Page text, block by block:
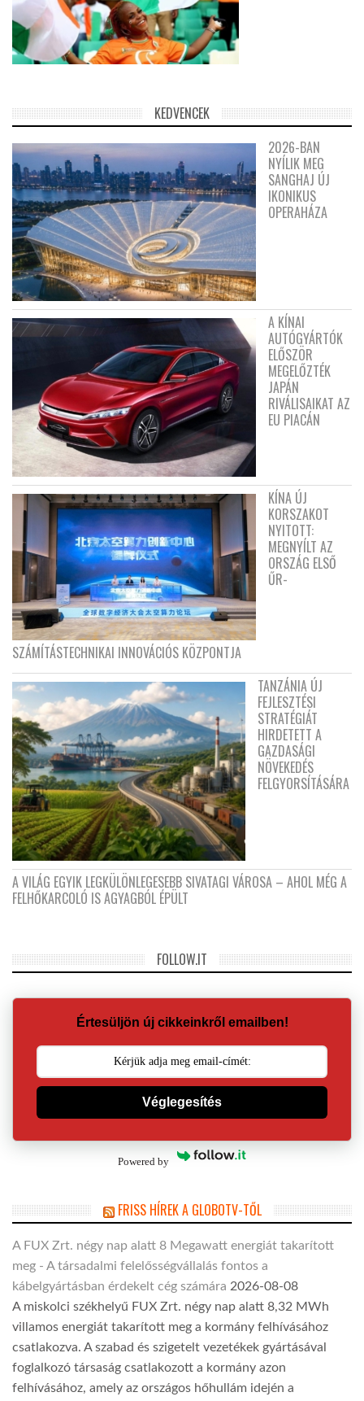
KEDVENCEK
2026-BAN
NYÍLIK MEG
SANGHAJ ÚJ
IKONIKUS
OPERAHÁZA
A KÍNAI
AUTÓGYÁRTÓK
ELŐSZÖR
MEGELŐZTÉK
JAPÁN
RIVÁLISAIKAT AZ
EU PIACÁN
KÍNA ÚJ
KORSZAKOT
NYITOTT:
MEGNYÍLT AZ
ORSZÁG ELSŐ
ŰR-
SZÁMÍTÁSTECHNIKAI INNOVÁCIÓS KÖZPONTJA
TANZÁNIA ÚJ
FEJLESZTÉSI
STRATÉGIÁT
HIRDETETT A
GAZDASÁGI
NÖVEKEDÉS
FELGYORSÍTÁSÁRA
A VILÁG EGYIK LEGKÜLÖNLEGESEBB SIVATAGI VÁROSA – AHOL MÉG A
FELHŐKARCOLÓ IS AGYAGBÓL ÉPÜLT
FOLLOW.IT
Értesüljön új cikkeinkről emailben!
Véglegesítés
Powered by
FRISS HÍREK A GLOBOTV-TŐL
A FUX Zrt. négy nap alatt 8 Megawatt energiát takarított
meg - A társadalmi felelősségvállalás fontos a
kábelgyártásban érdekelt cég számára 2026-08-08
A miskolci székhelyű FUX Zrt. négy nap alatt 8,32 MWh
villamos energiát takarított meg a kormány felhívásához
csatlakozva. A szabad és szigetelt vezetékek gyártásával
foglalkozó társaság csatlakozott a kormány azon
felhívásához, amely az országos hőhullám idején a